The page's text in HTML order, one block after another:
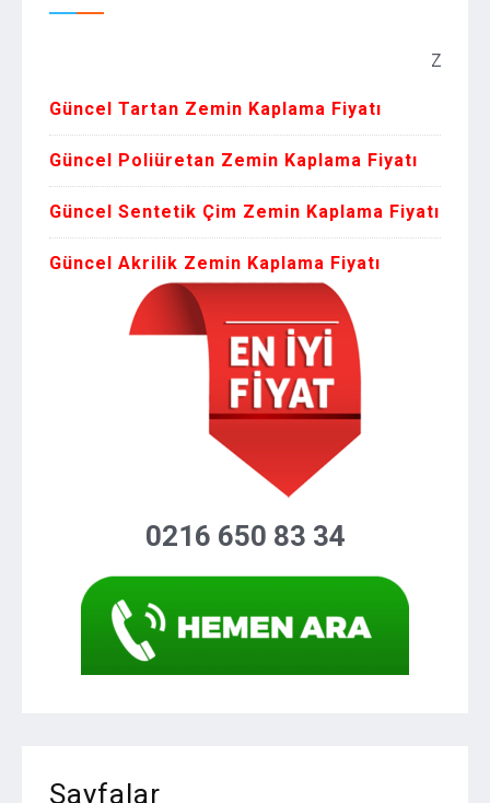
Zemin
Güncel Tartan Zemin Kaplama Fiyatı
Güncel Poliüretan Zemin Kaplama Fiyatı
Güncel Sentetik Çim Zemin Kaplama Fiyatı
Güncel Akrilik Zemin Kaplama Fiyatı
0216 650 83 34
Sayfalar